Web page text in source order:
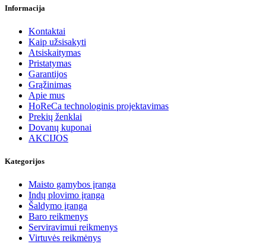
Informacija
Kontaktai
Kaip užsisakyti
Atsiskaitymas
Pristatymas
Garantijos
Grąžinimas
Apie mus
HoReCa technologinis projektavimas
Prekių ženklai
Dovanų kuponai
AKCIJOS
Kategorijos
Maisto gamybos įranga
Indų plovimo įranga
Šaldymo įranga
Baro reikmenys
Serviravimui reikmenys
Virtuvės reikmėnys